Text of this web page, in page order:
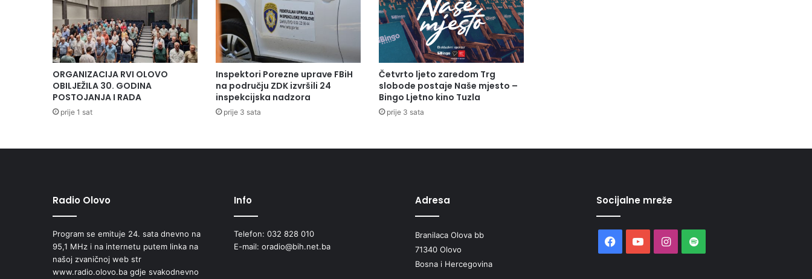
ORGANIZACIJA RVI OLOVO
OBILJEŽILA 30. GODINA
POSTOJANJA I RADA
prije 1 sat
Inspektori Porezne uprave FBiH
na području ZDK izvršili 24
inspekcijska nadzora
prije 3 sata
Četvrto ljeto zaredom Trg
slobode postaje Naše mjesto –
Bingo Ljetno kino Tuzla
prije 3 sata
Radio Olovo
Program se emituje 24. sata dnevno na
95,1 MHz i na internetu putem linka na
našoj zvaničnoj web str
www.radio.olovo.ba gdje svakodnevno
Info
Telefon: 032 828 010
E-mail: oradio@bih.net.ba
Adresa
Branilaca Olova bb
71340 Olovo
Bosna i Hercegovina
Socijalne mreže
Facebook
YouTubeInstagram
Spotify